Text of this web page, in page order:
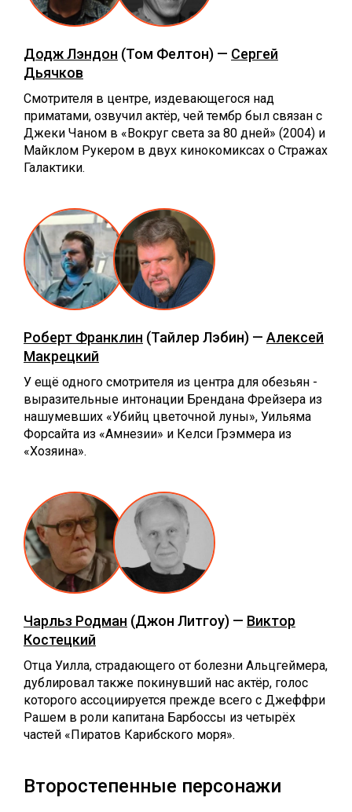
Додж Лэндон (Том Фелтон) — Сергей
Дьячков
Смотрителя в центре, издевающегося над
приматами, озвучил актёр, чей тембр был связан с
Джеки Чаном в «Вокруг света за 80 дней» (2004) и
Майклом Рукером в двух кинокомиксах о Стражах
Галактики.
Роберт Франклин (Тайлер Лэбин) — Алексей
Макрецкий
У ещё одного смотрителя из центра для обезьян -
выразительные интонации Брендана Фрейзера из
нашумевших «Убийц цветочной луны», Уильяма
Форсайта из «Амнезии» и Келси Грэммера из
«Хозяина».
Чарльз Родман (Джон Литгоу) — Виктор
Костецкий
Отца Уилла, страдающего от болезни Альцгеймера,
дублировал также покинувший нас актёр, голос
которого ассоциируется прежде всего с Джеффри
Рашем в роли капитана Барбоссы из четырёх
частей «Пиратов Карибского моря».
Второстепенные персонажи